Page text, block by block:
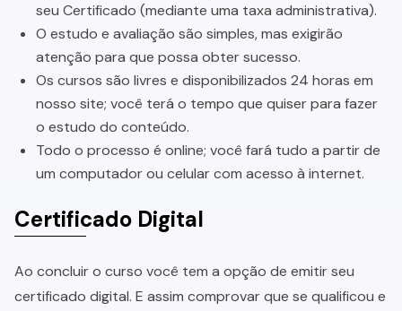
seu Certificado (mediante uma taxa administrativa).
O estudo e avaliação são simples, mas exigirão
atenção para que possa obter sucesso.
Os cursos são livres e disponibilizados 24 horas em
nosso site; você terá o tempo que quiser para fazer
o estudo do conteúdo.
Todo o processo é online; você fará tudo a partir de
um computador ou celular com acesso à internet.
Certificado Digital
Ao concluir o curso você tem a opção de emitir seu
certificado digital. E assim comprovar que se qualificou e